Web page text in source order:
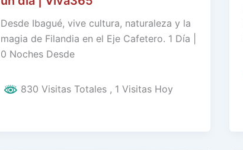
Desde Ibagué, vive cultura, naturaleza y la
magia de Filandia en el Eje Cafetero. 1 Día |
0 Noches Desde
830 Visitas Totales , 1 Visitas Hoy